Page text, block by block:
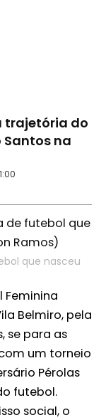
trajetória do
Santos na
que nasceu
Feminina
Belmiro, pela
se para as
um torneio
Pérolas
futebol.
social, o